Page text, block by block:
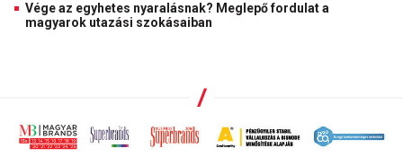
Vége az egyhetes nyaralásnak? Meglepő fordulat a
magyarok utazási szokásaiban